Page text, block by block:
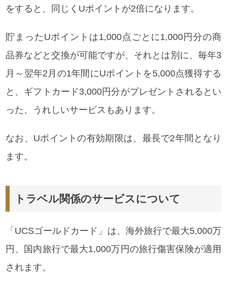
をすると、同じくUポイントが2倍になります。
貯まったUポイントは1,000点ごとに1,000円分の商
品券などと交換が可能ですが、それとは別に、毎年3
月～翌年2月の1年間にUポイントを5,000点獲得する
と、ギフトカード3,000円分がプレゼントされるとい
った、うれしいサービスもあります。
なお、Uポイントの有効期限は、最長で2年間となり
ます。
トラベル関係のサービスについて
「UCSゴールドカード」は、海外旅行で最大5,000万
円、国内旅行で最大1,000万円の旅行傷害保険が適用
されます。